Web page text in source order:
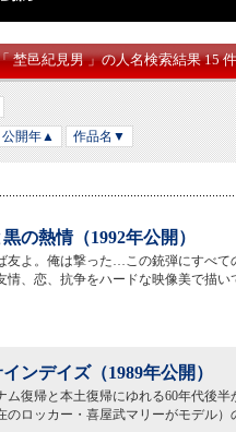
埜邑紀見男 」の人名検索結果 15 件
公開年▲ 作品名▼
の熱情（1992年公開）
友よ。俺は撃った…この銃弾にすべて
情、恋、抗争をハードな映像美で描
インデイズ（1989年公開）
ム復帰と本土復帰にゆれる60年代後
のロッカー・喜屋武マリーがモデル